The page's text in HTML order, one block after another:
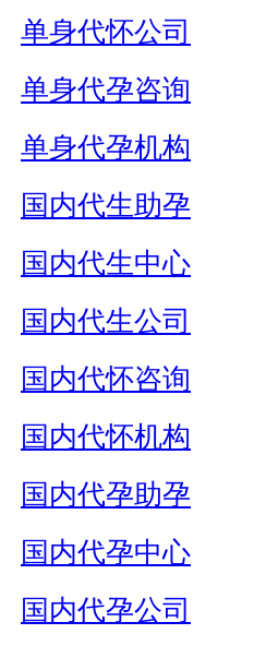
单身代怀公司
单身代孕咨询
单身代孕机构
国内代生助孕
国内代生中心
国内代生公司
国内代怀咨询
国内代怀机构
国内代孕助孕
国内代孕中心
国内代孕公司